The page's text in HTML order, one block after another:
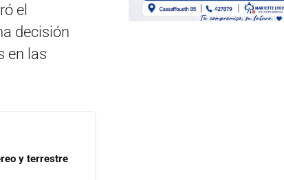
el
decisión
en las
y terrestre